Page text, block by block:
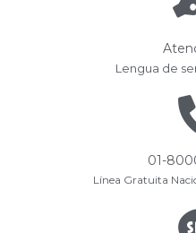
Lengua de
01-
Línea Gratuita